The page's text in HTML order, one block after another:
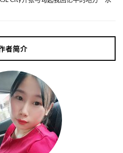
者简介